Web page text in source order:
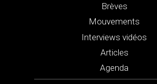
Brèves
Mouvements
Interviews vidéos
Articles
Agenda